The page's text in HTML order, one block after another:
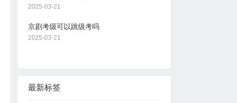
2025-03-21
京剧考级可以跳级考吗
2025-03-21
最新标签